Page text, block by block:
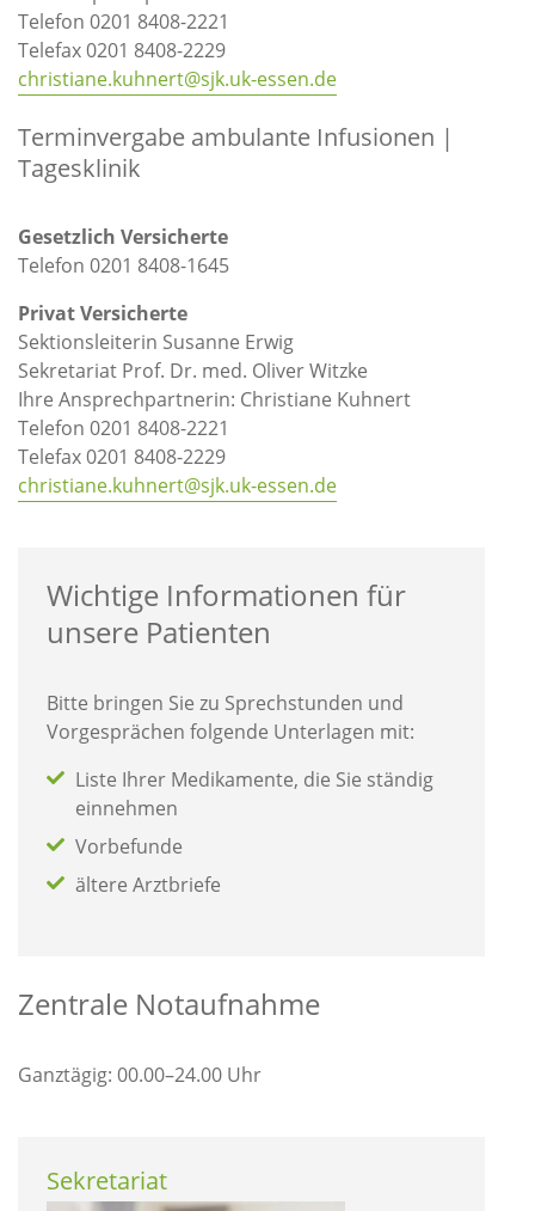
Telefon 0201 8408-2221
Telefax 0201 8408-2229
christiane.kuhnert@sjk.uk-essen.de
Terminvergabe ambulante Infusionen |
Tagesklinik
Gesetzlich Versicherte
Telefon 0201 8408-1645
Privat Versicherte
Sektionsleiterin Susanne Erwig
Sekretariat Prof. Dr. med. Oliver Witzke
Ihre Ansprechpartnerin: Christiane Kuhnert
Telefon 0201 8408-2221
Telefax 0201 8408-2229
christiane.kuhnert@sjk.uk-essen.de
Wichtige Informationen für
unsere Patienten
Bitte bringen Sie zu Sprechstunden und
Vorgesprächen folgende Unterlagen mit:
Liste Ihrer Medikamente, die Sie ständig
einnehmen
Vorbefunde
ältere Arztbriefe
Zentrale Notaufnahme
Ganztägig: 00.00–24.00 Uhr
Sekretariat